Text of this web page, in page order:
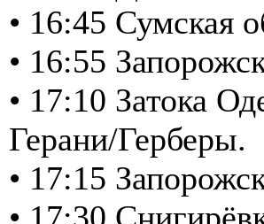
• 16:45 Сумская
• 16:55
• 17:10 Затока
Герани/Герберы.
• 17:15